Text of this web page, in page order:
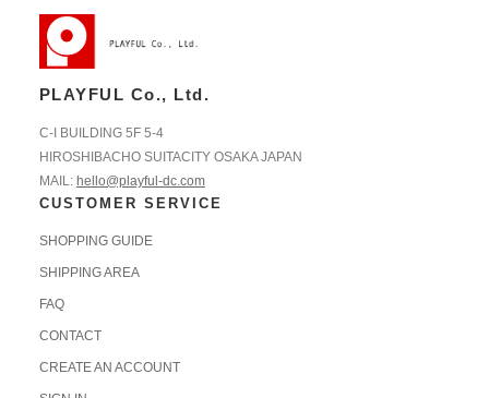
PLAYFUL Co., Ltd.
C-I BUILDING 5F 5-4
HIROSHIBACHO SUITACITY OSAKA JAPAN
MAIL: hello@playful-dc.com
CUSTOMER SERVICE
SHOPPING GUIDE
SHIPPING AREA
FAQ
CONTACT
CREATE AN ACCOUNT